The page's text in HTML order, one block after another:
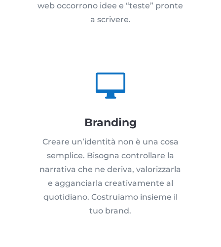
web occorrono idee e “teste” pronte
a scrivere.

Branding
Creare un’identità non è una cosa
semplice. Bisogna controllare la
narrativa che ne deriva, valorizzarla
e agganciarla creativamente al
quotidiano. Costruiamo insieme il
tuo brand.